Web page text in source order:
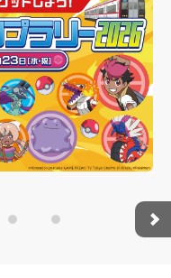
豊川線
豊田線
お問い合わせ